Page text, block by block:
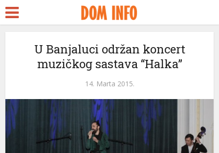
U Banjaluci održan koncert
muzičkog sastava “Halka”
14. Marta 2015.